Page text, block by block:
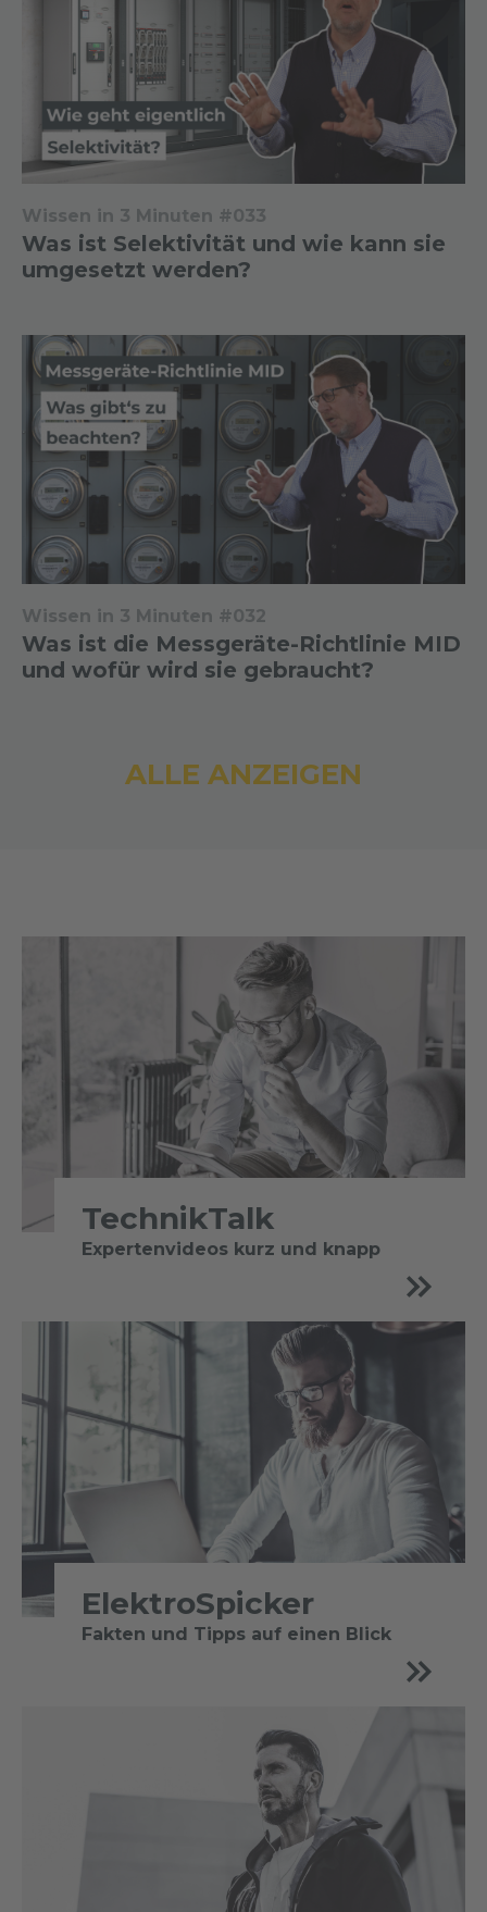
Wissen in 3 Minuten #033
Was ist Selektivität und wie kann sie
umgesetzt werden?
Wissen in 3 Minuten #032
Was ist die Messgeräte-Richtlinie MID
und wofür wird sie gebraucht?
ALLE ANZEIGEN
TechnikTalk
Expertenvideos kurz und knapp
ElektroSpicker
Fakten und Tipps auf einen Blick